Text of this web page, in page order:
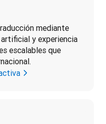
mediante
y experiencia
escalables que